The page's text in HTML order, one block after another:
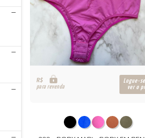
R$
para revenda
Logue-
ver o